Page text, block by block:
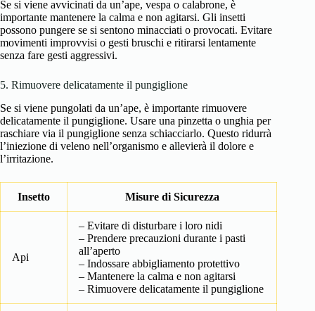
Se si viene avvicinati da un’ape, vespa o calabrone, è
importante mantenere la calma e non agitarsi. Gli insetti
possono pungere se si sentono minacciati o provocati. Evitare
movimenti improvvisi o gesti bruschi e ritirarsi lentamente
senza fare gesti aggressivi.
5. Rimuovere delicatamente il pungiglione
Se si viene pungolati da un’ape, è importante rimuovere
delicatamente il pungiglione. Usare una pinzetta o unghia per
raschiare via il pungiglione senza schiacciarlo. Questo ridurrà
l’iniezione di veleno nell’organismo e allevierà il dolore e
l’irritazione.
Insetto Misure di Sicurezza
Api
– Evitare di disturbare i loro nidi
– Prendere precauzioni durante i pasti
all’aperto
– Indossare abbigliamento protettivo
– Mantenere la calma e non agitarsi
– Rimuovere delicatamente il pungiglione